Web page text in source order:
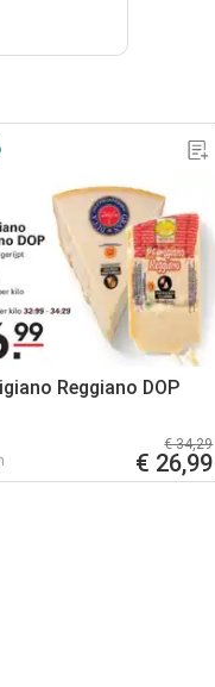
Reggiano DOP
€ 34,29
€ 26,99